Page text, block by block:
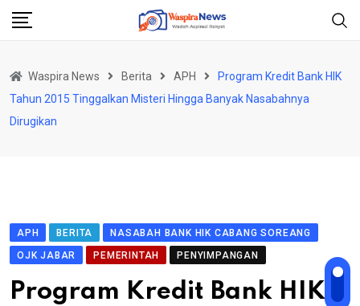
Skip
Waspira News Berita APH
Program Kredit Bank HIK
Tahun 2015 Tinggalkan Misteri Hingga Banyak Nasabahnya
Dirugikan
APH BERITA
NASABAH BANK HIK CABANG SOREANG
OJK JABAR
PEMERINTAH PENYIMPANGAN
Program Kredit Bank HIK